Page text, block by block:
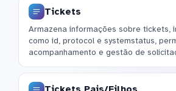
Tickets
Armazena informações sobre tickets,
como id, protocol e systemstatus,
acompanhamento e gestão de